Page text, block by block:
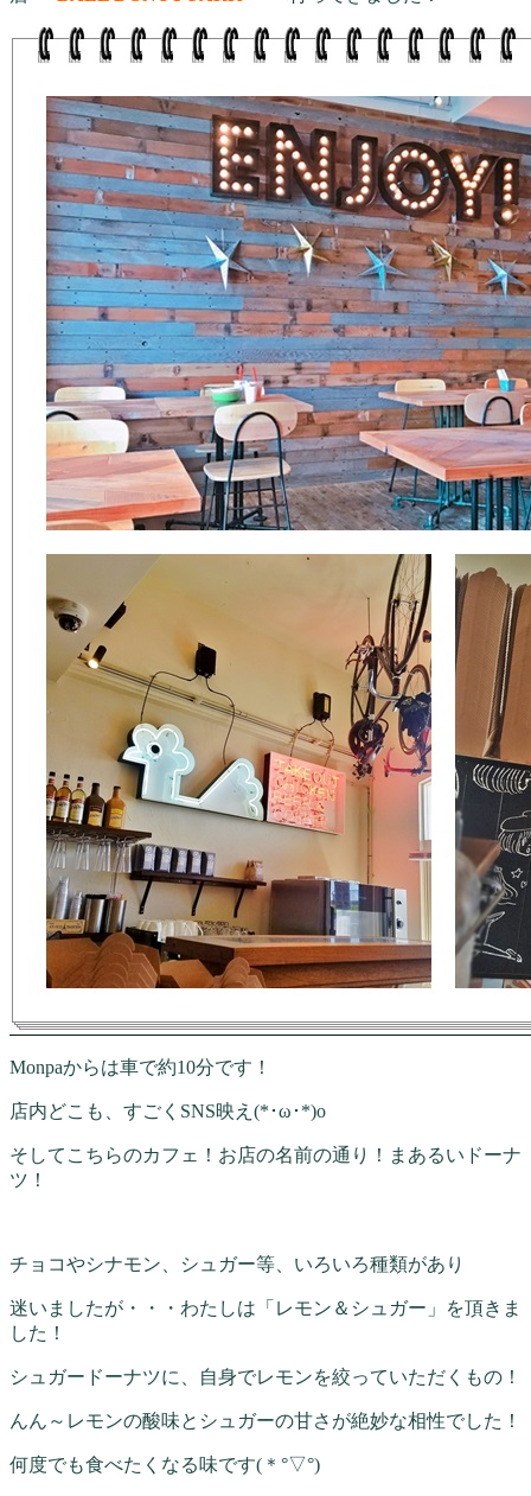
Monpaからは車で約10分です！
店内どこも、すごくSNS映え(*･ω･*)o
そしてこちらのカフェ！お店の名前の通り！まあるいドーナ
ツ！
チョコやシナモン、シュガー等、いろいろ種類があり
迷いましたが・・・わたしは「レモン＆シュガー」を頂きま
した！
シュガードーナツに、自身でレモンを絞っていただくもの！
んん～レモンの酸味とシュガーの甘さが絶妙な相性でした！
何度でも食べたくなる味です(＊°▽°)